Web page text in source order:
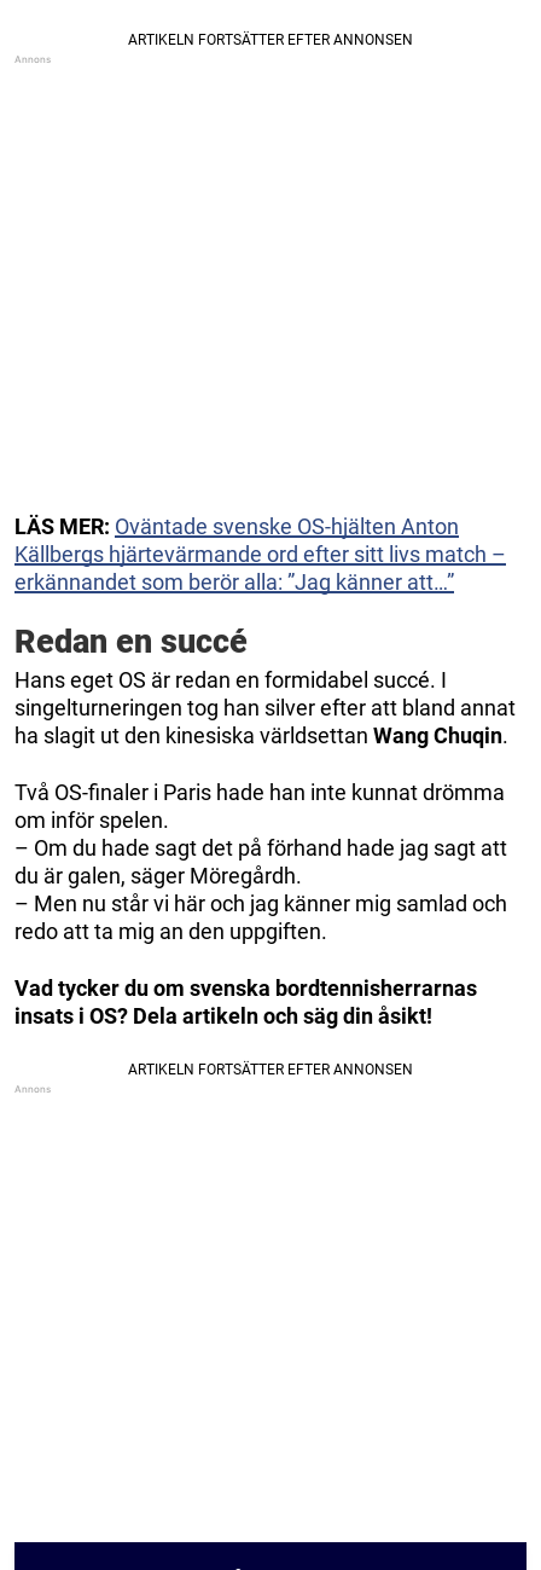
LÄS MER: Oväntade svenske OS-hjälten Anton
Källbergs hjärtevärmande ord efter sitt livs match –
erkännandet som berör alla: ”Jag känner att…”
Redan en succé
Hans eget OS är redan en formidabel succé. I
singelturneringen tog han silver efter att bland annat
ha slagit ut den kinesiska världsettan Wang Chuqin.
Två OS-finaler i Paris hade han inte kunnat drömma
om inför spelen.
– Om du hade sagt det på förhand hade jag sagt att
du är galen, säger Möregårdh.
– Men nu står vi här och jag känner mig samlad och
redo att ta mig an den uppgiften.
Vad tycker du om svenska bordtennisherrarnas
insats i OS? Dela artikeln och säg din åsikt!